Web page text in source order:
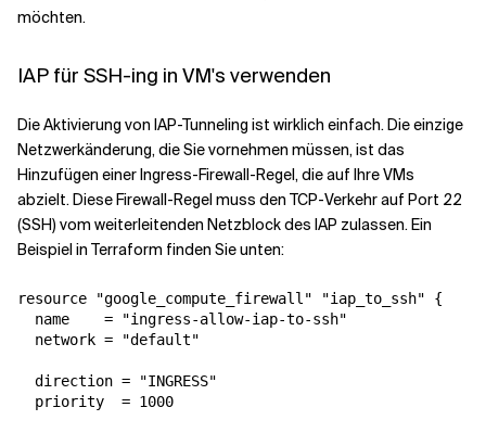
möchten.
IAP für SSH-ing in VM's verwenden
Die Aktivierung von IAP-Tunneling ist wirklich einfach. Die einzige
Netzwerkänderung, die Sie vornehmen müssen, ist das
Hinzufügen einer Ingress-Firewall-Regel, die auf Ihre VMs
abzielt. Diese Firewall-Regel muss den TCP-Verkehr auf Port 22
(SSH) vom weiterleitenden Netzblock des IAP zulassen. Ein
Beispiel in Terraform finden Sie unten:
resource "google_compute_firewall" "iap_to_ssh" {
  name    = "ingress-allow-iap-to-ssh"
  network = "default"
  direction = "INGRESS"
  priority  = 1000